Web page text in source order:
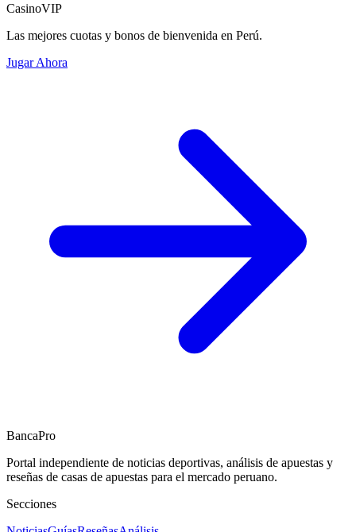
CasinoVIP
Las mejores cuotas y bonos de bienvenida en Perú.
Jugar Ahora
BancaPro
Portal independiente de noticias deportivas, análisis de apuestas y
reseñas de casas de apuestas para el mercado peruano.
Secciones